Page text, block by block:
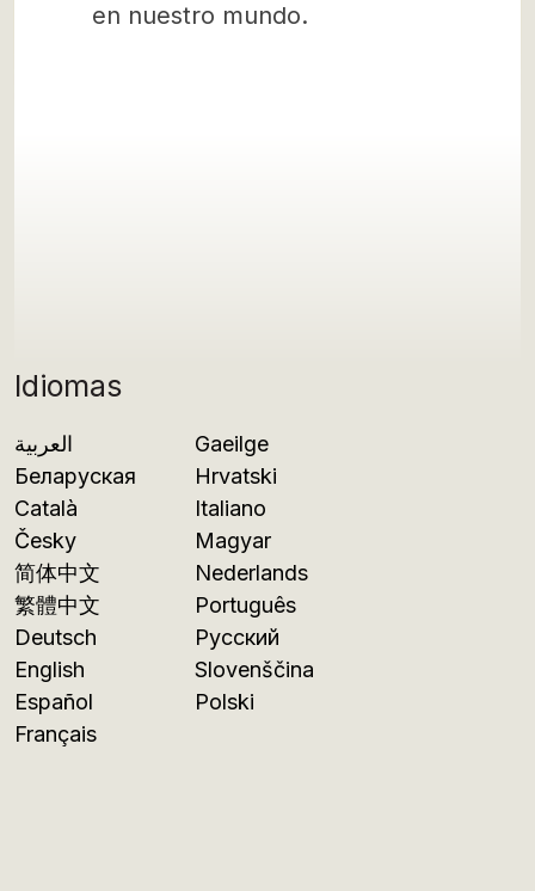
Idiomas
العربية
Беларуская
Català
Česky
简体中文
繁體中文
Deutsch
English
Español
Français
Gaeilge
Hrvatski
Italiano
Magyar
Nederlands
Português
Русский
Slovenščina
Polski
en nuestro mundo.